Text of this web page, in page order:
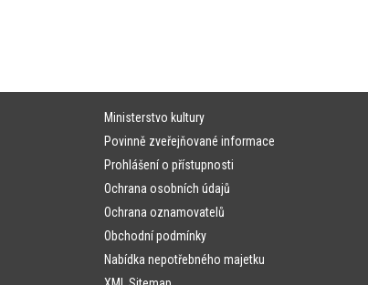
Ministerstvo kultury
Povinně zveřejňované informace
Prohlášení o přístupnosti
Ochrana osobních údajů
Ochrana oznamovatelů
Obchodní podmínky
Nabídka nepotřebného majetku